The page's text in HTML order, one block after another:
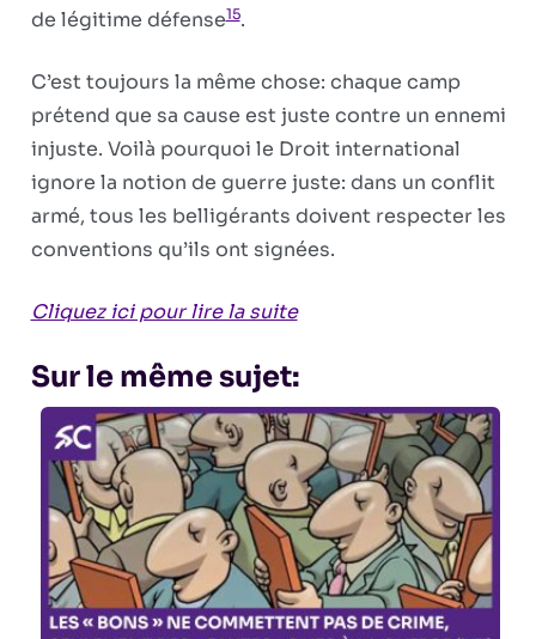
de légitime défense15.
C’est toujours la même chose: chaque camp
prétend que sa cause est juste contre un ennemi
injuste. Voilà pourquoi le Droit international
ignore la notion de guerre juste: dans un conflit
armé, tous les belligérants doivent respecter les
conventions qu’ils ont signées.
Cliquez ici pour lire la suite
Sur le même sujet: